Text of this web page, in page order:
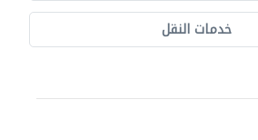
خدمات النقل